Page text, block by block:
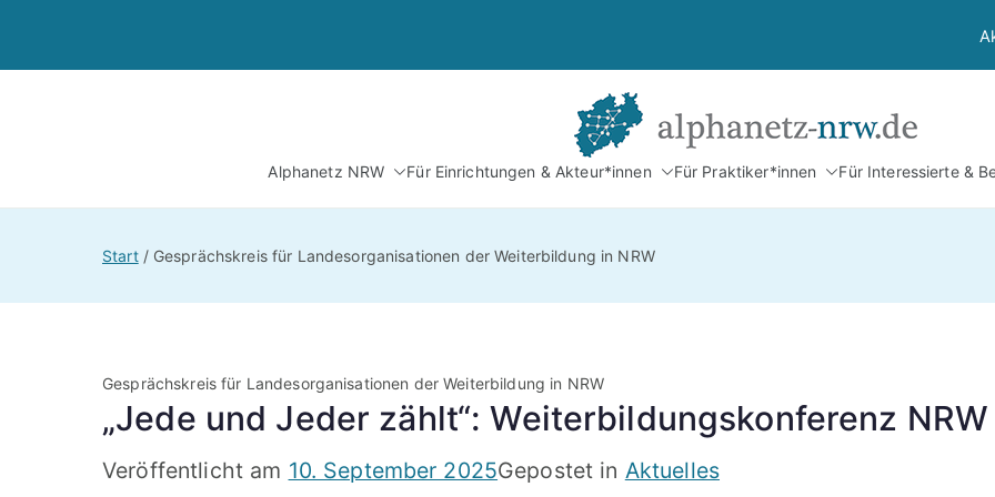
springen
Netzwerk
Alphanetz NRW Für Einrichtungen & Akteur*innen Für Praktiker*innen Für Interessierte &
Start Gesprächskreis für Landesorganisationen der Weiterbildung in NRW
Gesprächskreis für Landesorganisationen der Weiterbildung in NRW
„Jede und Jeder zählt“: Weiterbildungskonferenz
Veröffentlicht am 10. September 2025Gepostet in Aktuelles